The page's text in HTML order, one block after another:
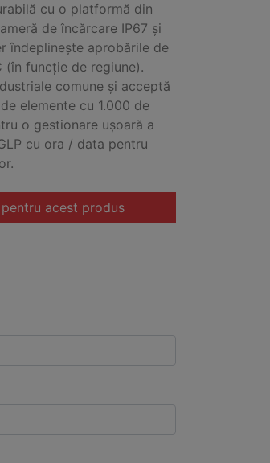
cu o platformă din
de încărcare IP67 și
îndeplinește aprobările de
(în funcție de regiune).
comune și acceptă
elemente cu 1.000 de
o gestionare ușoară a
cu ora / data pentru
acest produs